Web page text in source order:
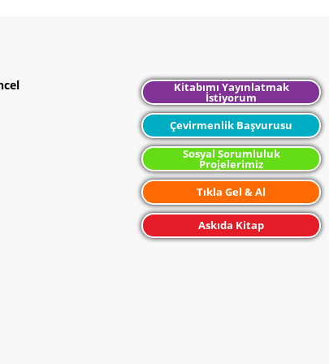
Kitabımı Yayınlatmak
İstiyorum
Çevirmenlik Başvurusu
Sosyal Sorumluluk
Projelerimiz
Tıkla Gel & Al
Askıda Kitap